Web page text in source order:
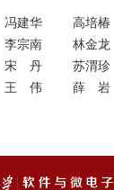
冯建华 高培椿
李宗南 林金龙
宋丹 苏渭珍
王 伟 薛 岩